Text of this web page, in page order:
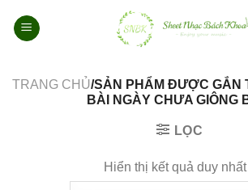
qua
TRANG CHỦ/SẢN PHẨM ĐƯỢC GẮN
BÀI NGÀY CHƯA GIÔNG
LỌC
Hiển thị kết quả duy nhất